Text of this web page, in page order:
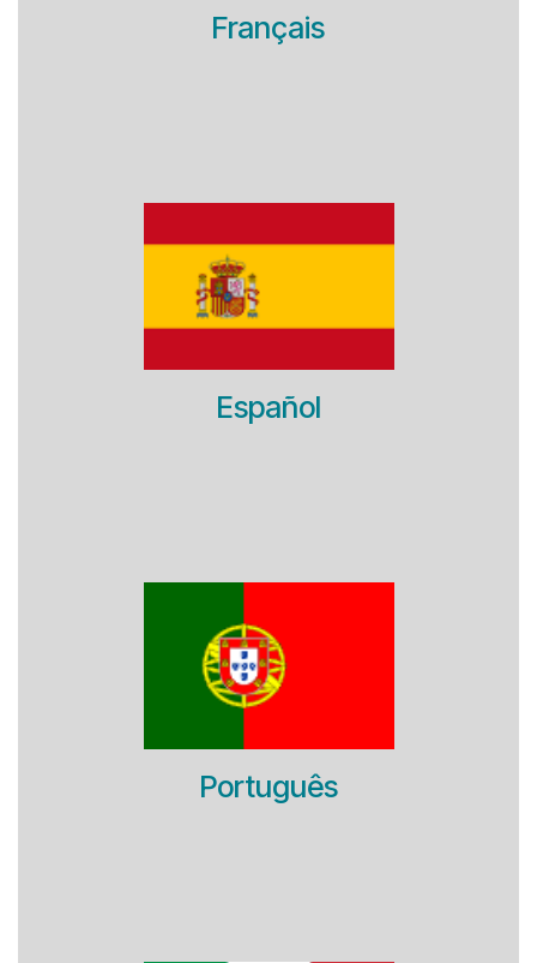
Français
Español
Português